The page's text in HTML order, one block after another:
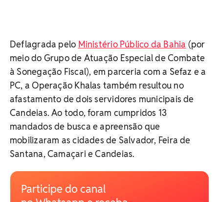
Deflagrada pelo Ministério Público da Bahia (por
meio do Grupo de Atuação Especial de Combate
à Sonegação Fiscal), em parceria com a Sefaz e a
PC, a Operação Khalas também resultou no
afastamento de dois servidores municipais de
Candeias. Ao todo, foram cumpridos 13
mandados de busca e apreensão que
mobilizaram as cidades de Salvador, Feira de
Santana, Camaçari e Candeias.
Participe do canal